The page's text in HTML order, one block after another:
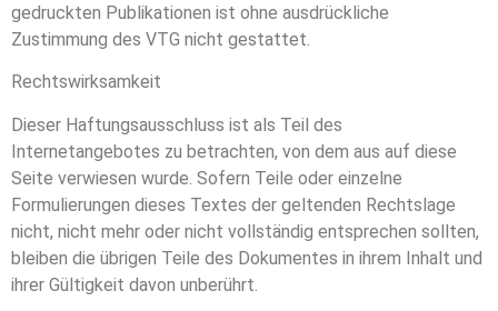
gedruckten Publikationen ist ohne ausdrückliche
Zustimmung des VTG nicht gestattet.
Rechtswirksamkeit
Dieser Haftungsausschluss ist als Teil des
Internetangebotes zu betrachten, von dem aus auf diese
Seite verwiesen wurde. Sofern Teile oder einzelne
Formulierungen dieses Textes der geltenden Rechtslage
nicht, nicht mehr oder nicht vollständig entsprechen sollten,
bleiben die übrigen Teile des Dokumentes in ihrem Inhalt und
ihrer Gültigkeit davon unberührt.